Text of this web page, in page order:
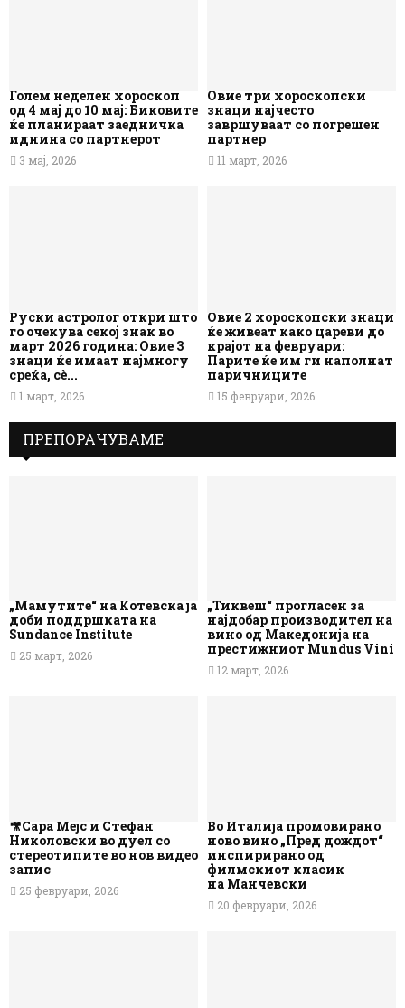
Голем неделен хороскоп
од 4 мај до 10 мај: Биковите
ќе планираат заедничка
иднина со партнерот
3 мај, 2026
Овие три хороскопски
знаци најчесто
завршуваат со погрешен
партнер
11 март, 2026
Руски астролог откри што
го очекува секој знак во
март 2026 година: Овие 3
знаци ќе имаат најмногу
среќа, сè...
1 март, 2026
Овие 2 хороскопски знаци
ќе живеат како цареви до
крајот на февруари:
Парите ќе им ги наполнат
паричниците
15 февруари, 2026
ПРЕПОРАЧУВАМЕ
„Мамутите“ на Котевска ја
доби поддршката на
Sundance Institute
25 март, 2026
„Тиквеш“ прогласен за
најдобар производител на
вино од Македонија на
престижниот Mundus Vini
12 март, 2026
🎥Сара Мејс и Стефан
Николовски во дуел со
стереотипите во нов видео
запис
25 февруари, 2026
Во Италија промовирано
ново вино „Пред дождот“
инспирирано од
филмскиот класик
на Манчевски
20 февруари, 2026